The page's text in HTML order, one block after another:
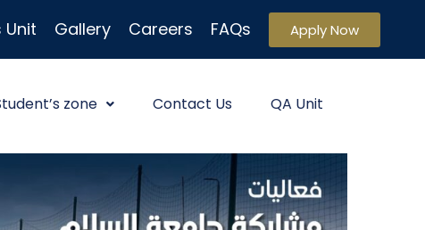
Gallery Careers FAQs Apply Now
zone Contact Us QA Unit